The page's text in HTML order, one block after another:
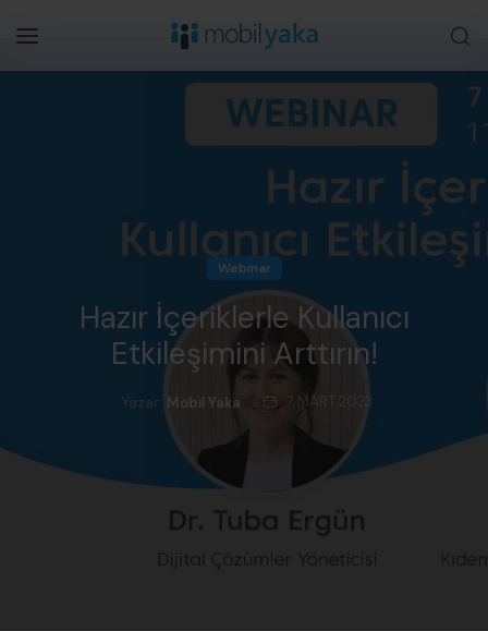
Webinar
Hazır İçeriklerle Kullanıcı
Etkileşimini Arttırın!
Yazar: Mobil Yaka 7 MART 2023